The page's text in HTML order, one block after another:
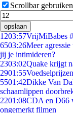
Scrollbar gebruiken
opslaan
1203:57VrijMiBabes
6503:26Meer
jij je intimideren?
2303:02Quake krijgt
2901:55
5501:42Dikke Van
schaamlippen
2201:08CDA en D66
ongemerkt filmen